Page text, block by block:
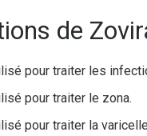
de
pour traiter les
pour traiter le zona.
pour traiter la